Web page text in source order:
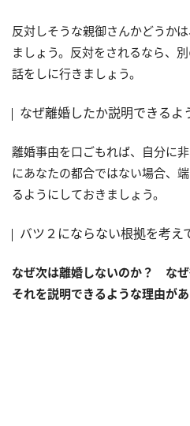
反対しそうな親御さんかどうか
ましょう。反対をされるなら、
話をしに行きましょう。
なぜ離婚したか説明できるよ
離婚事由を口ごもれば、自分に
にあなたの都合ではない場合、
るようにしておきましょう。
バツ２にならない根拠を考え
なぜ次は離婚しないのか？ なぜ
それを説明できるような理由が